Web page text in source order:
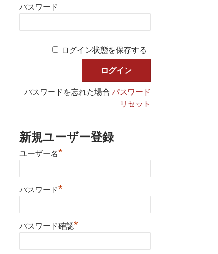
パスワード
ログイン状態を保存する
パスワードを忘れた場合パスワード
リセット
新規ユーザー登録
ユーザー名*
パスワード*
パスワード確認*